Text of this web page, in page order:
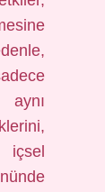
aynı